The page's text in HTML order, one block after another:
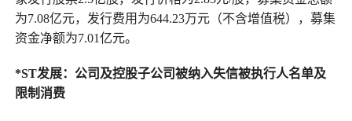
为7.08亿元，发行费用为644.23万元（不含增值税），募集
资金净额为7.01亿元。
*ST发展：公司及控股子公司被纳入失信被执行人名单及
限制消费